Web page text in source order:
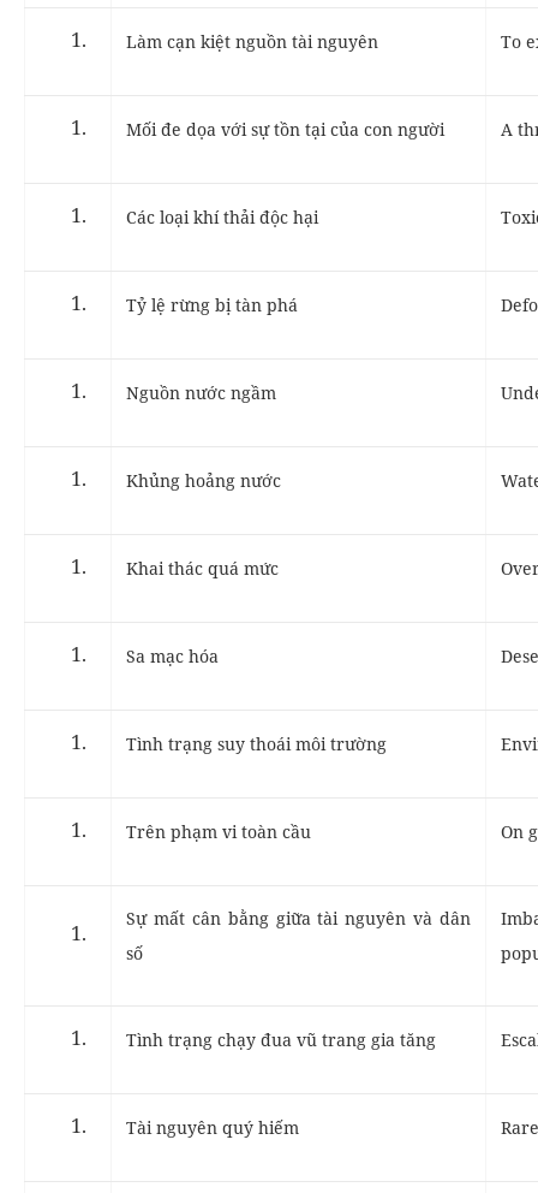
Làm cạn kiệt nguồn tài nguyên To
Mối đe dọa với sự tồn tại của con người A
Các loại khí thải độc hại
Tỷ lệ rừng bị tàn phá
Nguồn nước ngầm
Khủng hoảng nước
Khai thác quá mức
Sa mạc hóa
Tình trạng suy thoái môi trường
Trên phạm vi toàn cầu On
Sự mất cân bằng giữa tài nguyên và dân
số
Tình trạng chạy đua vũ trang gia tăng
Tài nguyên quý hiếm